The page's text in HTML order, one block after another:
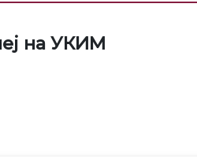
на УКИМ